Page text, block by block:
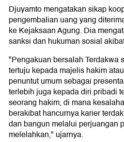
Djuyamto mengatakan sikap
pengembalian uang yang
ke Kejaksaan Agung. Dia
sanksi dan hukuman sosial
"Pengakuan bersalah Terdakwa
tertuju kepada majelis hakim
penuntut umum sebagai
terlebih juga kepada diri pribadi
seorang hakim, di mana
berakibat hancurnya karier
dan bangun melalui perjuangan
melelahkan," ujarnya.